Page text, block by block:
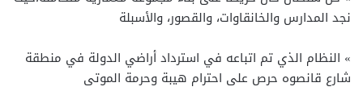
نجد المدارس والخانقاوات، والقصور، والأسبلة
» النظام الذي تم اتباعه في استرداد أراضي الدولة في منطقة
شارع قانصوه حرص على احترام هيبة وحرمة الموتى